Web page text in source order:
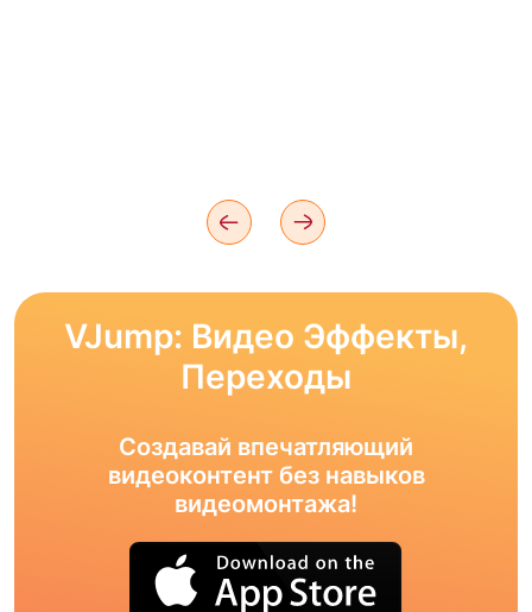
VJump: Видео Эффекты,
Переходы
Создавай впечатляющий
видеоконтент без навыков
видеомонтажа!